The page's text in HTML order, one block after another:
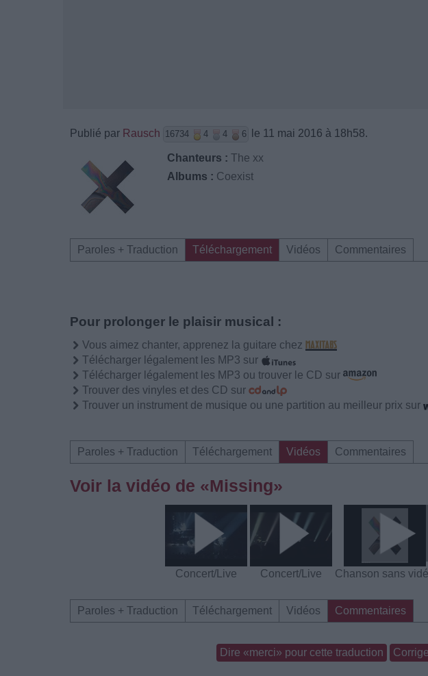
Publié par Rausch 16734 4 4 6 le 11 mai 2016 à 18h58.
Chanteurs : The xx
Albums : Coexist
Paroles + Traduction Téléchargement Vidéos Commentaires
Pour prolonger le plaisir musical :
Vous aimez chanter, apprenez la guitare chez
Télécharger légalement les MP3 sur
Télécharger légalement les MP3 ou trouver le CD sur
Trouver des vinyles et des CD sur
Trouver un instrument de musique ou une partition au meilleur prix sur
Paroles + Traduction Téléchargement Vidéos Commentaires
Voir la vidéo de «Missing»
Concert/Live Concert/Live Chanson sans
Paroles + Traduction Téléchargement Vidéos Commentaires
Dire «merci» pour cette traduction